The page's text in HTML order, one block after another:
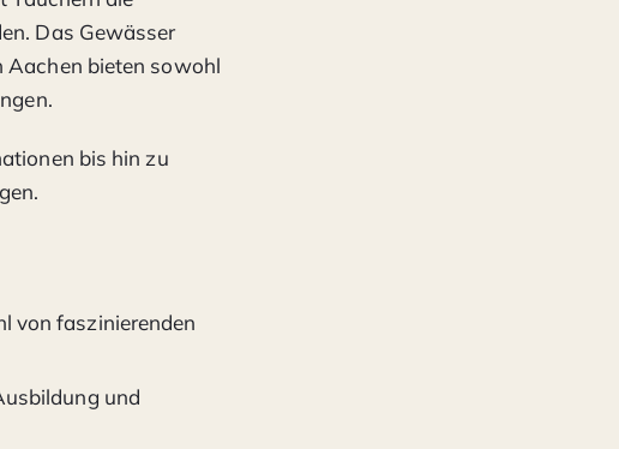
Das Gewässer
Aachen bieten sowohl
bis hin zu
von faszinierenden
und